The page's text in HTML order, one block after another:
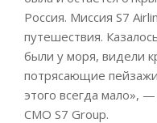
Россия. Миссия S7
путешествия.
были у моря, видели
потрясающие
этого всегда мало»,
CMO S7 Group.